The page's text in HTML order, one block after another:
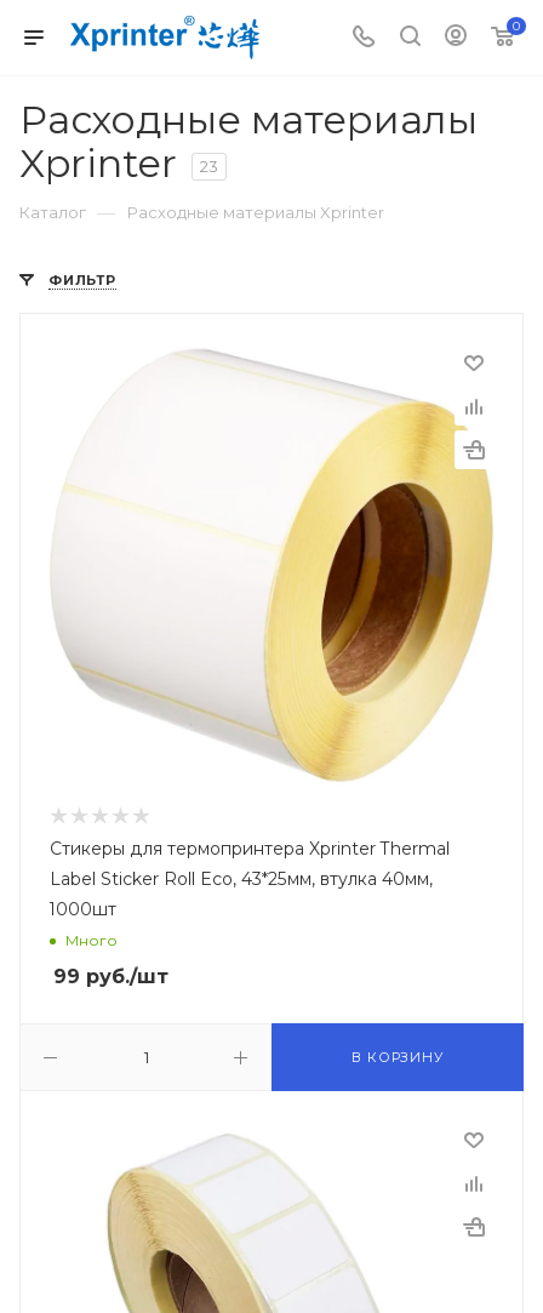
0
Расходные материалы
Xprinter
23
Каталог — Расходные материалы Xprinter
ФИЛЬТР
Стикеры для термопринтера Xprinter Thermal
Label Sticker Roll Eco, 43*25мм, втулка 40мм,
1000шт
Много
99 руб./шт
В КОРЗИНУ